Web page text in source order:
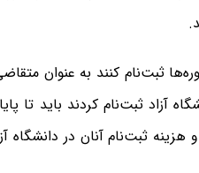
ثبت‌نام کنند به عنوان
آزاد ثبت‌نام کردند باید تا
ثبت‌نام آنان در دانشگاه